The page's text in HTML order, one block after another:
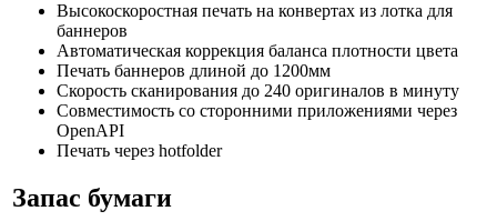
Высокоскоростная печать на конвертах из лотка для
баннеров
Автоматическая коррекция баланса плотности цвета
Печать баннеров длиной до 1200мм
Скорость сканирования до 240 оригиналов в минуту
Совместимость со сторонними приложениями через
OpenAPI
Печать через hotfolder
Запас бумаги